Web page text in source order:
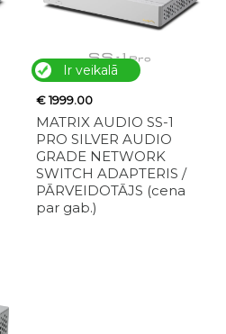
Ir veikalā
€ 1999.00
MATRIX AUDIO SS-1
PRO SILVER AUDIO
GRADE NETWORK
SWITCH ADAPTERIS /
PĀRVEIDOTĀJS (cena
par gab.)